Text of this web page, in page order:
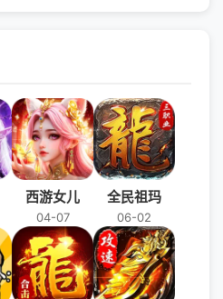
西游女儿
04-07
全民祖玛
06-02